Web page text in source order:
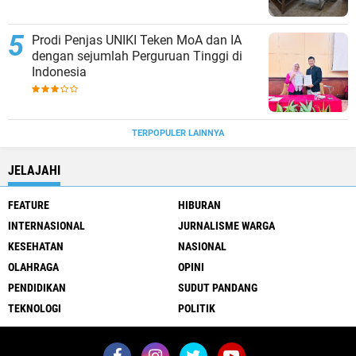
Prodi Penjas UNIKI Teken MoA dan IA
dengan sejumlah Perguruan Tinggi di
Indonesia
TERPOPULER LAINNYA
JELAJAHI
FEATURE
HIBURAN
INTERNASIONAL
JURNALISME WARGA
KESEHATAN
NASIONAL
OLAHRAGA
OPINI
PENDIDIKAN
SUDUT PANDANG
TEKNOLOGI
POLITIK